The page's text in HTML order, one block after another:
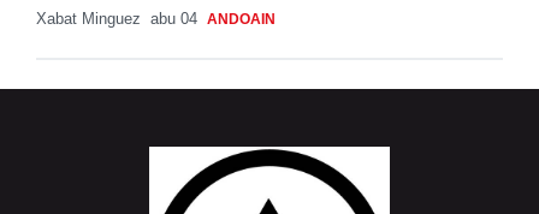
Xabat Minguez abu 04 ANDOAIN